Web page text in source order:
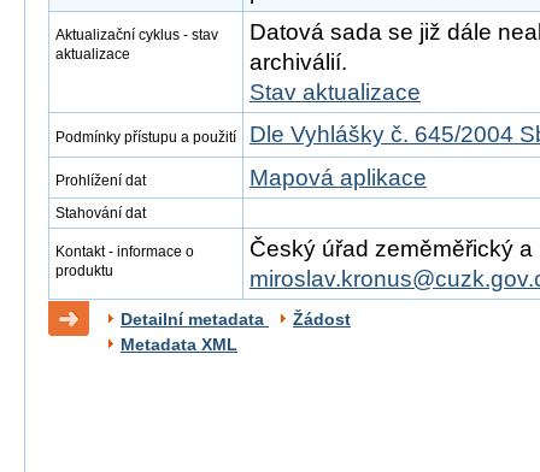
Aktualizační cyklus - stav
aktualizace
Datová sada se již dále
archiválií.
Stav aktualizace
Podmínky přístupu a použití Dle Vyhlášky č. 645/2004
Prohlížení dat Mapová aplikace
Stahování dat
Kontakt - informace o
produktu
Český úřad zeměměřický
Detailní metadata
Žádost
Metadata XML